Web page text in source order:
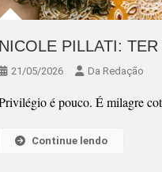
NICOLE PILLATI:
21/05/2026 Da Redação
é pouco. É milagre
Continue lendo